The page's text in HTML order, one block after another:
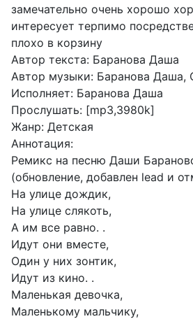
замечательно очень хорошо
интересует терпимо
плохо в корзину
Автор текста: Баранова Даша
Автор музыки: Баранова Даша,
Исполняет: Баранова Даша
Прослушать: [mp3,3980k]
Жанр: Детская
Аннотация:
Ремикс на песню Даши
(обновление, добавлен lead и
На улице дождик,
На улице слякоть,
А им все равно. .
Идут они вместе,
Один у них зонтик,
Идут из кино. .
Маленькая девочка,
Маленькому мальчику,